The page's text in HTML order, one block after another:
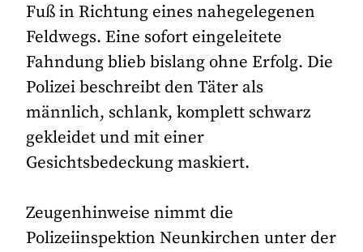
Fuß in Richtung eines nahegelegenen
Feldwegs. Eine sofort eingeleitete
Fahndung blieb bislang ohne Erfolg. Die
Polizei beschreibt den Täter als
männlich, schlank, komplett schwarz
gekleidet und mit einer
Gesichtsbedeckung maskiert.
Zeugenhinweise nimmt die
Polizeiinspektion Neunkirchen unter der